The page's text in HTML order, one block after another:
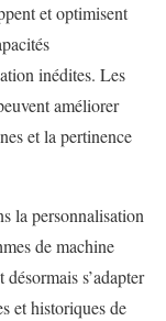
et optimisent
inédites. Les
améliorer
et la pertinence
la personnalisation
de machine
s’adapter
et historiques de